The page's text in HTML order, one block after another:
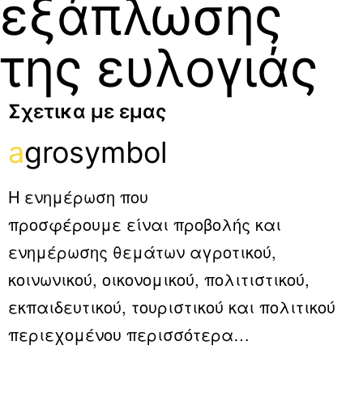
εξάπλωσης
της ευλογιάς
Σχετικα με εμας
agrosymbol
Η ενημέρωση που
προσφέρουμε είναι προβολής και
ενημέρωσης θεμάτων αγροτικού,
κοινωνικού, οικονομικού, πολιτιστικού,
εκπαιδευτικού, τουριστικού και πολιτικού
περιεχομένου περισσότερα…